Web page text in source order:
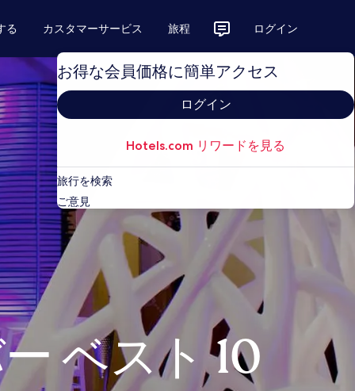
る カスタマーサービス 旅程 ログイン
お得な会員価格に簡単アクセス
ログイン
Hotels.com リワードを見る
旅行を検索
ご意見
ベスト 10